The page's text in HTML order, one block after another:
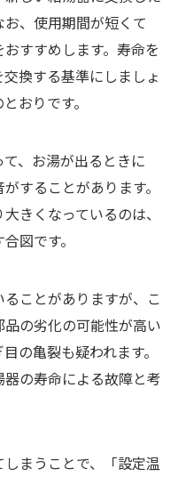
、使用期間が短くて
すすめします。寿命を
換する基準にしましょ
おりです。
、お湯が出るときに
することがあります。
きくなっているのは、
図です。
ことがありますが、こ
の劣化の可能性が高い
の亀裂も疑われます。
の寿命による故障と考
まうことで、「設定温